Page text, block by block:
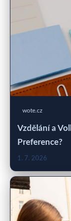
wote.cz
Vzdělání a
Preference?
1. 7. 2026